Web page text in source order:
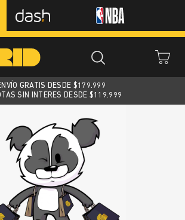
GRATIS DESDE $179.999
SIN INTERES DESDE $119.999